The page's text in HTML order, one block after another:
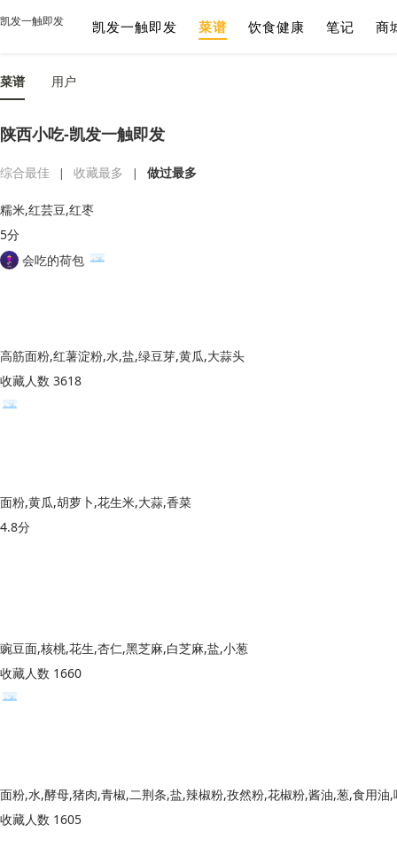
凯发一触即发 凯发一触即发 菜谱 饮食健康 笔记 商
菜谱 用户
陕西小吃-凯发一触即发
综合最佳 | 收藏最多 | 做过最多
糯米,红芸豆,红枣
5分
会吃的荷包
高筋面粉,红薯淀粉,水,盐,绿豆芽,黄瓜,大蒜头
收藏人数 3618
面粉,黄瓜,胡萝卜,花生米,大蒜,香菜
4.8分
豌豆面,核桃,花生,杏仁,黑芝麻,白芝麻,盐,小葱
收藏人数 1660
面粉,水,酵母,猪肉,青椒,二荆条,盐,辣椒粉,孜然粉,花椒粉,酱油,葱,食用油,
收藏人数 1605